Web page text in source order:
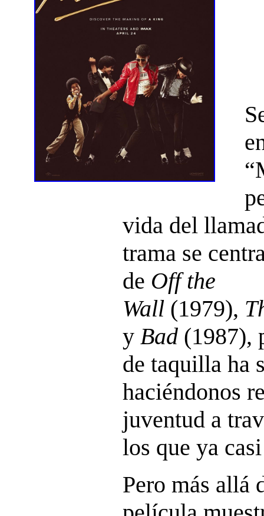
vida del
trama se
de Off the
Wall (1979),
y Bad (1987),
de taquilla ha
haciéndonos
juventud a
los que ya
Pero más allá